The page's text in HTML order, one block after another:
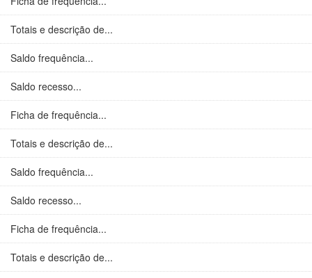
Totais e descrição de...
Saldo frequência...
Saldo recesso...
Ficha de frequência...
Totais e descrição de...
Saldo frequência...
Saldo recesso...
Ficha de frequência...
Totais e descrição de...